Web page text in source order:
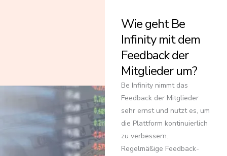
Wie geht Be
Infinity mit dem
Feedback der
Mitglieder um?
Be Infinity nimmt das
Feedback der Mitglieder
sehr ernst und nutzt es, um
die Plattform kontinuierlich
zu verbessern.
Regelmäßige Feedback-